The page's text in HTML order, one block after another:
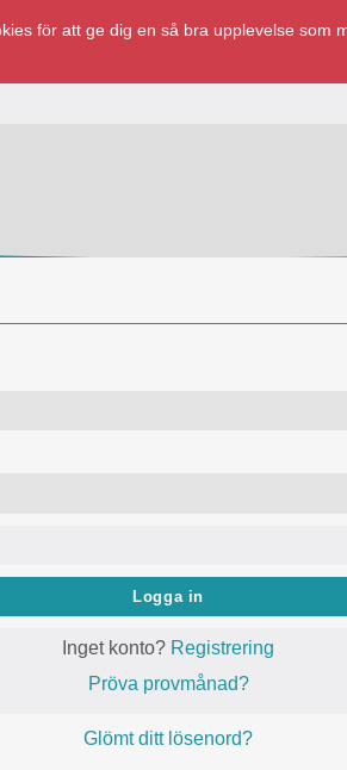
för att ge dig en så bra upplevelse som
Logga in
Inget konto? Registrering
Pröva provmånad?
Glömt ditt lösenord?